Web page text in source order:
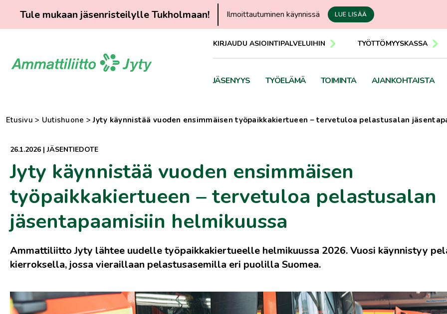
Tule mukaan jäsenristeilylle Tukholmaan! Ilmoittautuminen käynnissä LUE LISÄÄ
sisältöön
KIRJAUDU ASIOINTIPALVELUIHIN TYÖTTÖMYYSKASSA
JÄSENYYS TYÖELÄMÄ TOIMINTA AJANKOHTAISTA
Etusivu > Uutishuone >Jyty käynnistää vuoden ensimmäisen työpaikkakiertueen – tervetuloa pelastusalan
26.1.2026 |JÄSENTIEDOTE
Jyty käynnistää vuoden ensimmäisen
työpaikkakiertueen – tervetuloa pelastusalan
jäsentapaamisiin helmikuussa
Ammattiliitto Jyty lähtee uudelle työpaikkakiertueelle helmikuussa 2026. Vuosi käynnistyy
kierroksella, jossa vieraillaan pelastusasemilla eri puolilla Suomea.